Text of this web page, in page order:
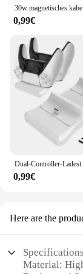
0,99€
0,99€
Here are the
Material: